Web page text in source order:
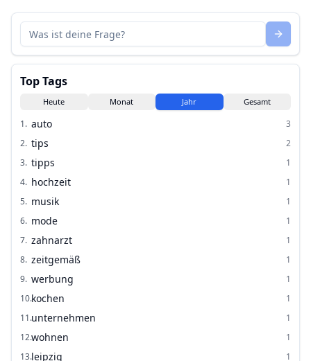
Top Tags
Heute Monat Jahr Gesamt
1. auto
3
2. tips
2
3. tipps
1
4. hochzeit
1
5. musik
1
6. mode
1
7. zahnarzt
1
8. zeitgemäß
1
9. werbung
1
10.kochen
1
11.unternehmen
1
12.wohnen
1
13.leipzig
1